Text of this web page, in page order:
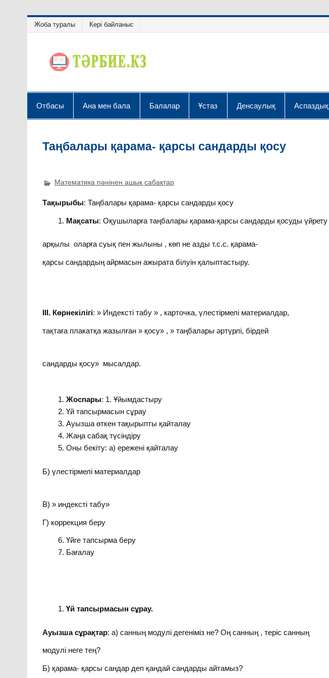
Жоба туралы Кері байланыс
Отбасы Ана мен бала Балалар Ұстаз Денсаулық Аспаздық
Таңбалары қарама- қарсы сандарды қосу
Математика пәнінен ашық сабақтар
Тақырыбы: Таңбалары қарама- қарсы сандарды қосу
Мақсаты: Оқушыларға таңбалары қарама-қарсы сандарды қосуды үйрету
арқылы оларға суық пен жылыны , көп не азды т.с.с. қарама-
қарсы сандардың айрмасын ажырата білуін қалыптастыру.
III. Көрнекілігі: » Индексті табу » , карточка, үлестірмелі материалдар,
тақтаға плакатқа жазылған » қосу» , » таңбалары әртүрлі, бірдей
сандарды қосу» мысалдар.
Жоспары: 1. Ұйымдастыру
Үй тапсырмасын сұрау
Ауызша өткен тақырыпты қайталау
Жаңа сабақ түсіндіру
Оны бекіту: а) ережені қайталау
Б) үлестірмелі материалдар
В) » индексті табу»
Г) коррекция беру
Үйге тапсырма беру
Бағалау
Үй тапсырмасын сұрау.
Ауызша сұрақтар: а) санның модулі дегеніміз не? Оң санның , теріс санның
модулі неге тең?
Б) қарама- қарсы сандар деп қандай сандарды айтамыз?